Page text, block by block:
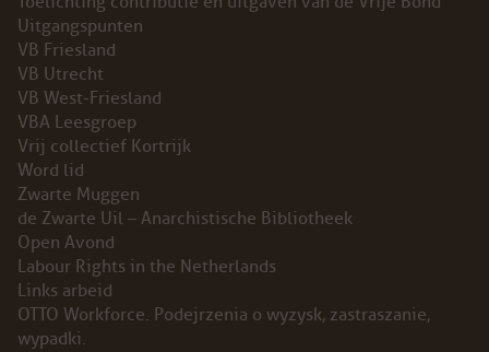
Uitgangspunten
VB Friesland
VB Utrecht
VB West-Friesland
VBA Leesgroep
Vrij collectief Kortrijk
Word lid
Zwarte Muggen
de Zwarte Uil – Anarchistische Bibliotheek
Open Avond
Labour Rights in the Netherlands
Links arbeid
OTTO Workforce. Podejrzenia o wyzysk, zastraszanie,
wypadki.